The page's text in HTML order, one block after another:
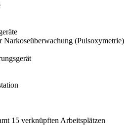
Narkoseüberwachung (Pulsoxymetrie)
15 verknüpften Arbeitsplätzen